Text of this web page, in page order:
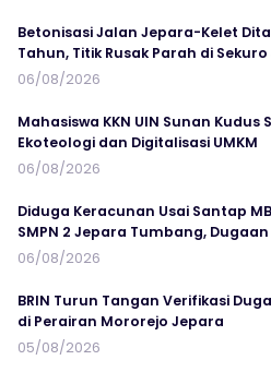
Betonisasi Jalan Jepara-Kelet
Tahun, Titik Rusak Parah di
06/08/2026
Mahasiswa KKN UIN Sunan
Ekoteologi dan Digitalisasi UMKM
06/08/2026
Diduga Keracunan Usai Santap
SMPN 2 Jepara Tumbang,
06/08/2026
BRIN Turun Tangan Verifikasi
di Perairan Mororejo Jepara
05/08/2026